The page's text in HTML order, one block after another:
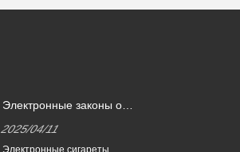
Электронные законы о
2025/04/11